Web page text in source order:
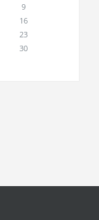
9
16
23
30